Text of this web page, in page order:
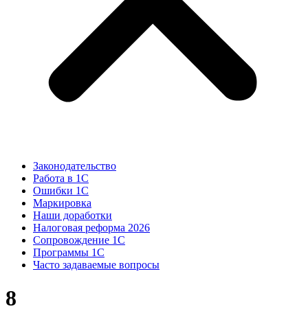
Законодательство
Работа в 1С
Ошибки 1С
Маркировка
Наши доработки
Налоговая реформа 2026
Сопровождение 1С
Программы 1С
Часто задаваемые вопросы
8